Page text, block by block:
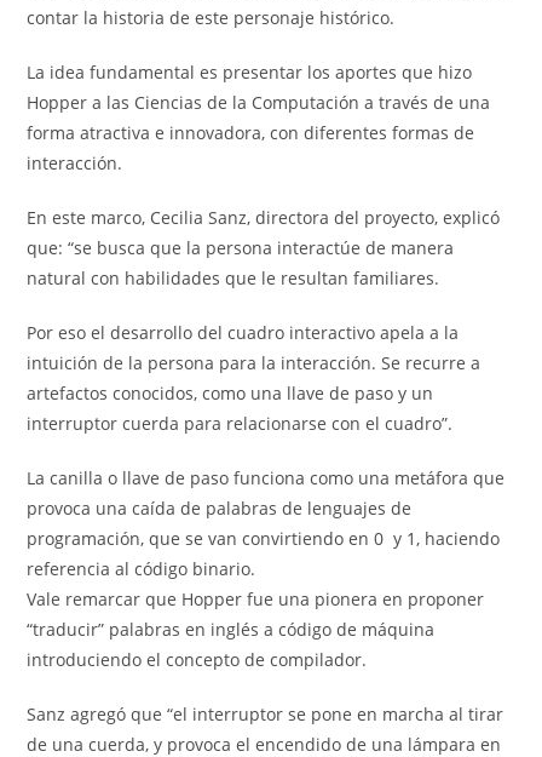
contar la historia de este personaje histórico.
La idea fundamental es presentar los aportes que hizo
Hopper a las Ciencias de la Computación a través de una
forma atractiva e innovadora, con diferentes formas de
interacción.
En este marco, Cecilia Sanz, directora del proyecto, explicó
que: “se busca que la persona interactúe de manera
natural con habilidades que le resultan familiares.
Por eso el desarrollo del cuadro interactivo apela a la
intuición de la persona para la interacción. Se recurre a
artefactos conocidos, como una llave de paso y un
interruptor cuerda para relacionarse con el cuadro”.
La canilla o llave de paso funciona como una metáfora que
provoca una caída de palabras de lenguajes de
programación, que se van convirtiendo en 0 y 1, haciendo
referencia al código binario.
Vale remarcar que Hopper fue una pionera en proponer
“traducir” palabras en inglés a código de máquina
introduciendo el concepto de compilador.
Sanz agregó que “el interruptor se pone en marcha al tirar
de una cuerda, y provoca el encendido de una lámpara en